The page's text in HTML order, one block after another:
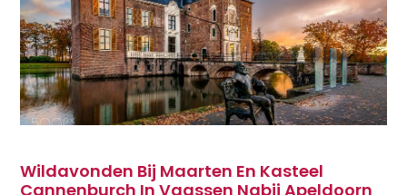
Wildavonden Bij Maarten En Kasteel
Cannenburch In Vaassen Nabij Apeldoorn